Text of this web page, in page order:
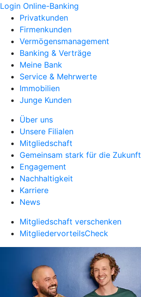
Login Online-Banking
Privatkunden
Firmenkunden
Vermögensmanagement
Banking & Verträge
Meine Bank
Service & Mehrwerte
Immobilien
Junge Kunden
Über uns
Unsere Filialen
Mitgliedschaft
Gemeinsam stark für die Zukunft
Engagement
Nachhaltigkeit
Karriere
News
Mitgliedschaft verschenken
MitgliedervorteilsCheck